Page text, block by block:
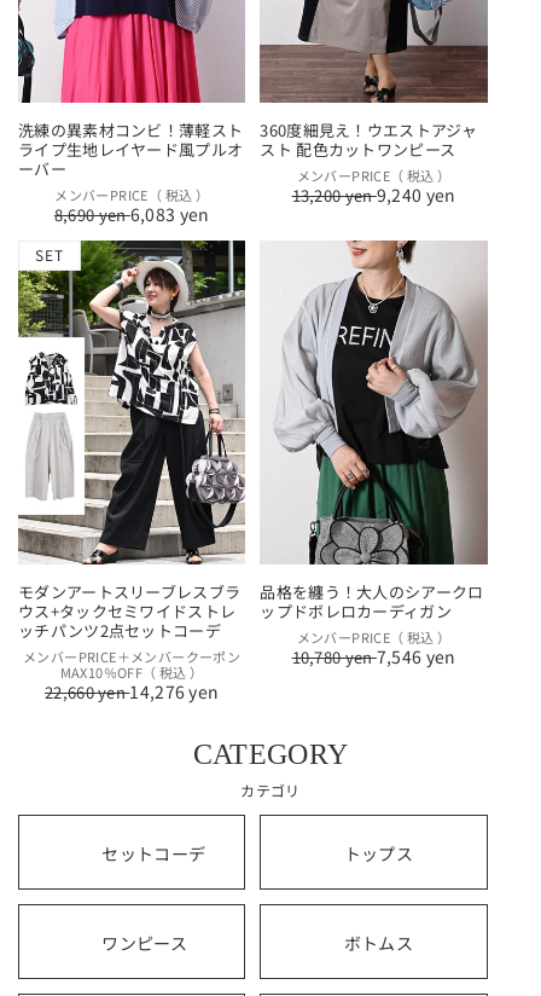
洗練の異素材コンビ！薄軽スト
ライプ生地レイヤード風プルオ
ーバー
通
常
価
格
セ
ー
ル
価
格
メンバーPRICE（ 税込 ）
8,690 yen6,083 yen
360度細見え！ウエストアジャ
スト 配色カットワンピース
通
常
格
セ
ー
価
格
メンバーPRICE（ 税込 ）
13,200 yen9,240 yen
SET
モダンアートスリーブレスブラ
ウス+タックセミワイドストレ
ッチパンツ2点セットコーデ
通
常
価
セ
ー
ル
メンバーPRICE＋メンバークーポン
MAX10％OFF（ 税込 ）
22,660 yen14,276 yen
品格を纏う！大人のシアークロ
ップドボレロカーディガン
通
常
セ
ー
メンバーPRICE（ 税込 ）
10,780 yen7,546 yen
CATEGORY
カテゴリ
セットコーデ トップス
ワンピース ボトムス